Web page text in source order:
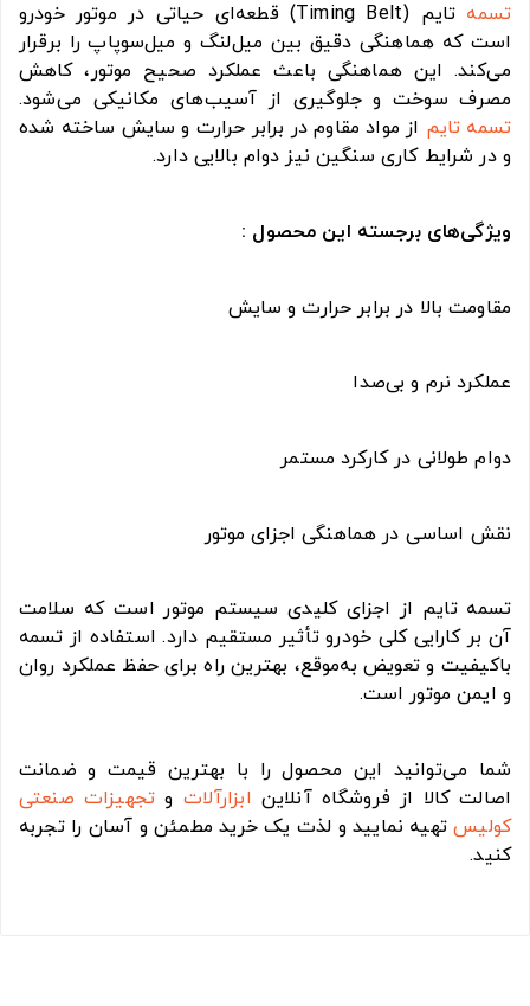
تسمه
تایم (Timing Belt) قطعه‌ای حیاتی در موتور خودرو
است که هماهنگی دقیق بین میل‌لنگ و میل‌سوپاپ را برقرار
می‌کند. این هماهنگی باعث عملکرد صحیح موتور، کاهش
مصرف سوخت و جلوگیری از آسیب‌های مکانیکی می‌شود.
تسمه تایم از مواد مقاوم در برابر حرارت و سایش ساخته شده
و در شرایط کاری سنگین نیز دوام بالایی دارد.
ویژگی‌های برجسته این محصول :
مقاومت بالا در برابر حرارت و سایش
عملکرد نرم و بی‌صدا
دوام طولانی در کارکرد مستمر
نقش اساسی در هماهنگی اجزای موتور
تسمه تایم از اجزای کلیدی سیستم موتور است که سلامت
آن بر کارایی کلی خودرو تأثیر مستقیم دارد. استفاده از تسمه
باکیفیت و تعویض به‌موقع، بهترین راه برای حفظ عملکرد روان
و ایمن موتور است.
شما می‌توانید این محصول را با بهترین قیمت و ضمانت
اصالت کالا از فروشگاه آنلاین ابزارآلات وتجهیزات صنعتی
کولیستهیه نمایید و لذت یک خرید مطمئن و آسان را تجربه
کنید.